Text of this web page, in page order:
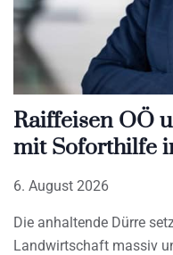
Raiffeisen OÖ
mit Soforthilfe
6. August 2026
Die anhaltende Dürre
Landwirtschaft massiv